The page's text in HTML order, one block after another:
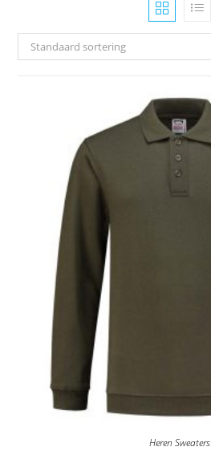
Standaard sortering
Heren Sweaters